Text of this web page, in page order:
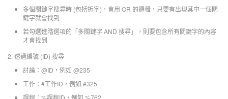
多個關鍵字搜尋時 (包括拆字)，會用 OR 的邏輯，只要有出現其中一個關
鍵字就會找到
若勾選進階選項的「多關鍵字 AND 搜尋」，則要包含所有關鍵字的內容
才會找到
2. 透過編號 (ID) 搜尋
討論：@ID，例如 @235
工作：#工作ID，例如 #325
課程：%課程ID，例如 %762